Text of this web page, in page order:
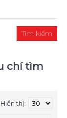
chí tìm
Hiển thị: